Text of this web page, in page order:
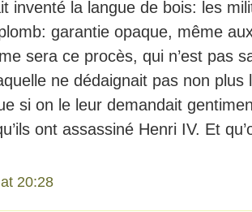
inventé la langue de bois: les
garantie opaque, même
sera ce procès, qui n’est pas
ne dédaignait pas non
si on le leur demandait
ont assassiné Henri IV. Et
20:28